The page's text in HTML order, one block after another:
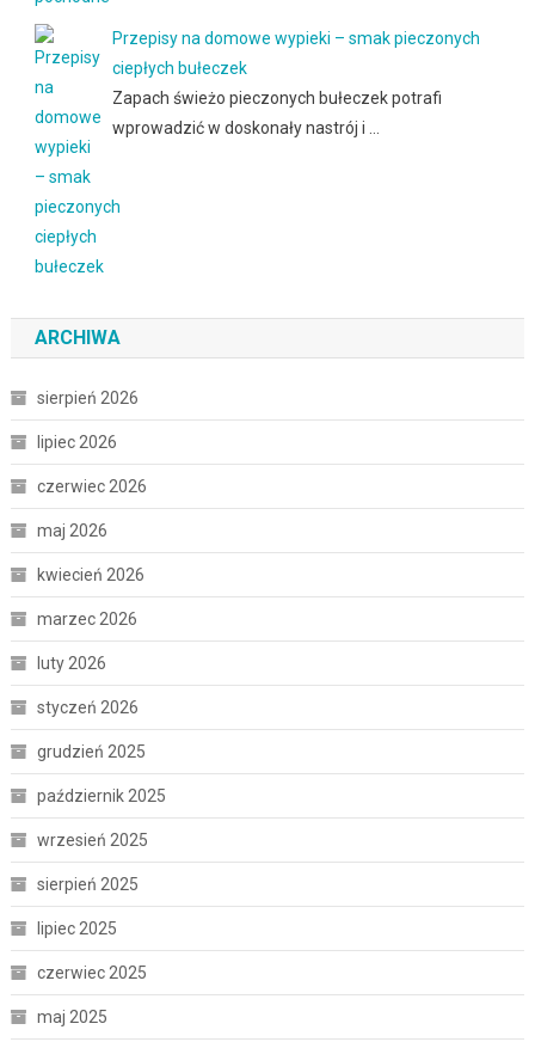
Przepisy na domowe wypieki – smak pieczonych
ciepłych bułeczek
Zapach świeżo pieczonych bułeczek potrafi
wprowadzić w doskonały nastrój i …
ARCHIWA
sierpień 2026
lipiec 2026
czerwiec 2026
maj 2026
kwiecień 2026
marzec 2026
luty 2026
styczeń 2026
grudzień 2025
październik 2025
wrzesień 2025
sierpień 2025
lipiec 2025
czerwiec 2025
maj 2025